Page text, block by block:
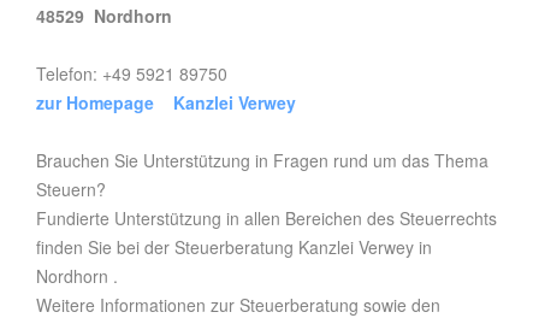
48529 Nordhorn
Telefon: +49 5921 89750
zur Homepage Kanzlei Verwey
Brauchen Sie Unterstützung in Fragen rund um das Thema
Steuern?
Fundierte Unterstützung in allen Bereichen des Steuerrechts
finden Sie bei der Steuerberatung Kanzlei Verwey in
Nordhorn .
Weitere Informationen zur Steuerberatung sowie den